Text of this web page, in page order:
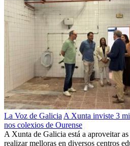
La Voz de Galicia A Xunta inviste 3
nos colexios de Ourense
A Xunta de Galicia está a aproveitar
realizar melloras en diversos centros